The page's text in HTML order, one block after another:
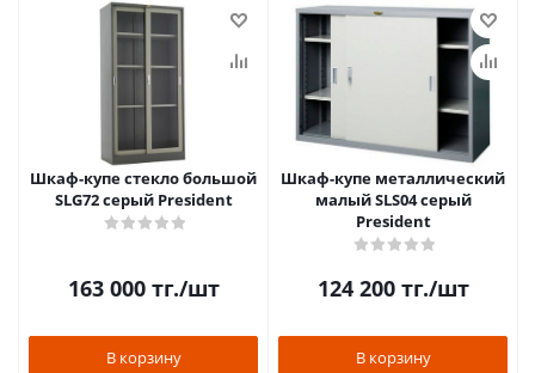
Шкаф-купе стекло большой
SLG72 серый President
163 000тг./шт
В корзину
Шкаф-купе металлический
малый SLS04 серый
President
124 200тг./шт
В корзину